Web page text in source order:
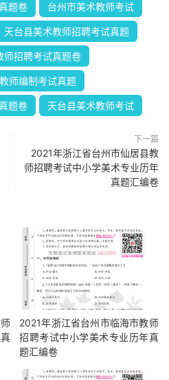
题卷 台州市美术教师考试
天台县美术教师招聘考试真题
师招聘考试真题卷
师编制考试真题
题卷 天台县美术教师考试
下一篇
2021年浙江省台州市仙居县教
师招聘考试中小学美术专业历年
真题汇编卷
2021年浙江省台州市临海市教师
招聘考试中小学美术专业历年真
题汇编卷